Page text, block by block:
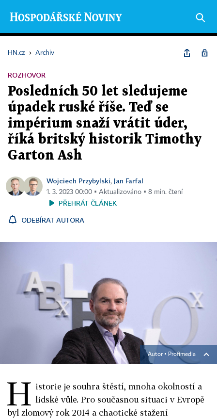
HN.cz › Archiv
ROZHOVOR
Posledních 50 let sledujeme
úpadek ruské říše. Teď se
impérium snaží vrátit úder,
říká britský historik Timothy
Garton Ash
Wojciech Przybylski, Jan Farfal
1. 3. 2023 00:00 ▪ Aktualizováno ▪ 8 min. čtení
PŘEHRÁT ČLÁNEK
ODEBÍRAT AUTORA
Autor ▪ Profimedia
H istorie je souhra štěstí, mnoha okolností a
lidské vůle. Pro současnou situaci v Evropě
byl zlomový rok 2014 a chaotické stažení